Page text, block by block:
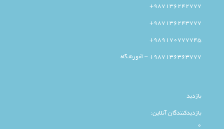
987136242777+
987136243777+
989170777745+
987136363777+ – آموزشگاه
بازدید
بازدیدکنندگان آنلاین:
0